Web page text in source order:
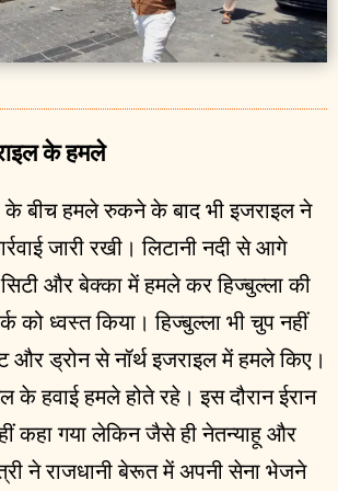
के हमले
के बीच हमले रुकने के बाद भी इजराइल ने
जारी रखी। लिटानी नदी से आगे
और बेक्का में हमले कर हिज्बुल्ला की
को ध्वस्त किया। हिज्बुल्ला भी चुप नहीं
और ड्रोन से नॉर्थ इजराइल में हमले किए।
के हवाई हमले होते रहे। इस दौरान ईरान
कहा गया लेकिन जैसे ही नेतन्याहू और
ने राजधानी बेरूत में अपनी सेना भेजने